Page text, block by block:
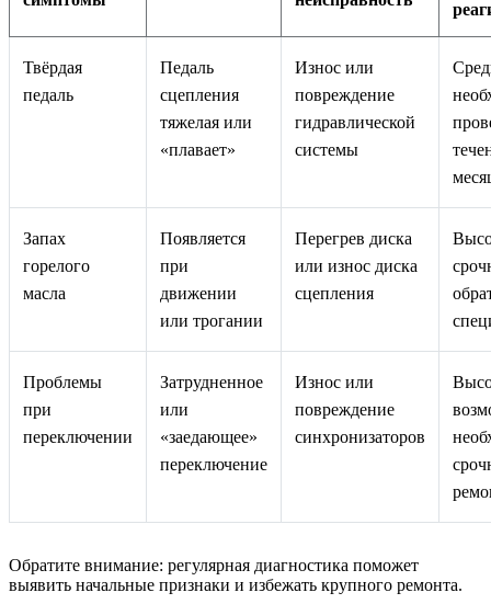
Твёрдая
педаль
Педаль
сцепления
тяжелая или
«плавает»
Износ или
повреждение
гидравлической
системы
Запах
горелого
масла
Появляется
при
движении
или трогании
Перегрев диска
или износ диска
сцепления
Проблемы
при
переключении
Затрудненное
или
«заедающее»
переключение
Износ или
повреждение
синхронизаторов
Обратите внимание: регулярная диагностика поможет
выявить начальные признаки и избежать крупного ремонта.